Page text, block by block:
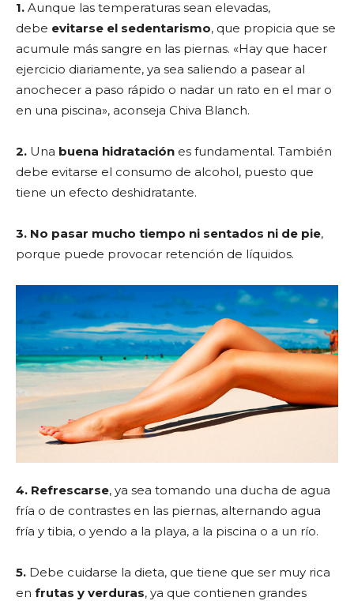
1. Aunque las temperaturas sean elevadas,
debe evitarse el sedentarismo, que propicia que se
acumule más sangre en las piernas. «Hay que hacer
ejercicio diariamente, ya sea saliendo a pasear al
anochecer a paso rápido o nadar un rato en el mar o
en una piscina», aconseja Chiva Blanch.
2. Una buena hidratación es fundamental. También
debe evitarse el consumo de alcohol, puesto que
tiene un efecto deshidratante.
3. No pasar mucho tiempo ni sentados ni de pie,
porque puede provocar retención de líquidos.
4. Refrescarse, ya sea tomando una ducha de agua
fría o de contrastes en las piernas, alternando agua
fría y tibia, o yendo a la playa, a la piscina o a un río.
5. Debe cuidarse la dieta, que tiene que ser muy rica
en frutas y verduras, ya que contienen grandes